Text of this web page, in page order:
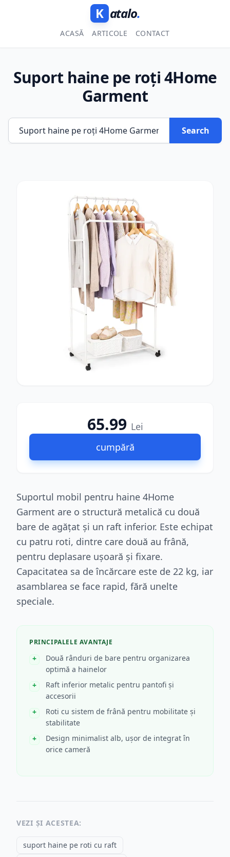
K atalo.
ACASĂ ARTICOLE CONTACT
Suport haine pe roți 4Home
Garment
Search
65.99 Lei
cumpără
Suportul mobil pentru haine 4Home
Garment are o structură metalică cu două
bare de agățat și un raft inferior. Este echipat
cu patru roti, dintre care două au frână,
pentru deplasare ușoară și fixare.
Capacitatea sa de încărcare este de 22 kg, iar
asamblarea se face rapid, fără unelte
speciale.
PRINCIPALELE AVANTAJE
Două rânduri de bare pentru organizarea
optimă a hainelor
Raft inferior metalic pentru pantofi și
accesorii
Roti cu sistem de frână pentru mobilitate și
stabilitate
Design minimalist alb, ușor de integrat în
orice cameră
VEZI ȘI ACESTEA:
suport haine pe roti cu raft